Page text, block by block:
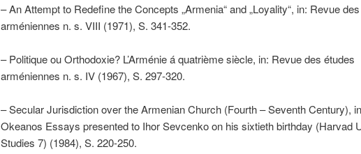
– An Attempt to Redefine the Concepts „Armenia“ and „Loyality“, in: Revue
arméniennes n. s. VIII (1971), S. 341-352.
– Politique ou Orthodoxie? L’Arménie á quatrième siècle, in: Revue des études
arméniennes n. s. IV (1967), S. 297-320.
– Secular Jurisdiction over the Armenian Church (Fourth – Seventh Century),
Okeanos Essays presented to Ihor Sevcenko on his sixtieth birthday (Harvad
Studies 7) (1984), S. 220-250.